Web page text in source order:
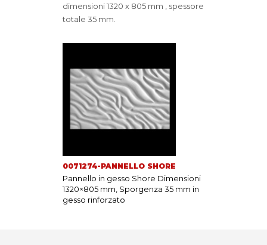
dimensioni 1320 x 805 mm , spessore
totale 35 mm.
0071274-PANNELLO SHORE
Pannello in gesso Shore Dimensioni
1320×805 mm, Sporgenza 35 mm in
gesso rinforzato